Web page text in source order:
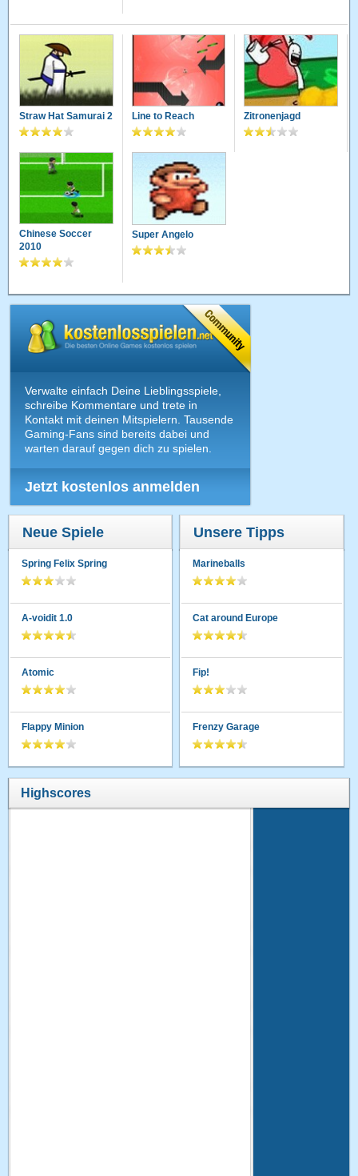
Straw Hat Samurai 2 Line to Reach Zitronenjagd
Chinese Soccer
2010
Super Angelo
Verwalte einfach Deine Lieblingsspiele,
schreibe Kommentare und trete in
Kontakt mit deinen Mitspielern. Tausende
Gaming-Fans sind bereits dabei und
warten darauf gegen dich zu spielen.
Jetzt kostenlos anmelden
Neue Spiele
Spring Felix Spring
A-voidit 1.0
Atomic
Flappy Minion
Unsere Tipps
Marineballs
Cat around Europe
Fip!
Frenzy Garage
Highscores